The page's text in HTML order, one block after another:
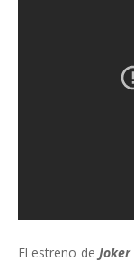
El estreno de Joker